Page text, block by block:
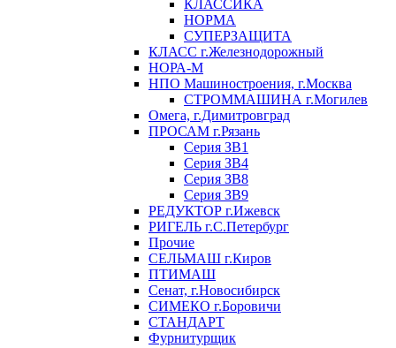
КЛАССИКА
НОРМА
СУПЕРЗАЩИТА
КЛАСС г.Железнодорожный
НОРА-М
НПО Машиностроения, г.Москва
СТРОММАШИНА г.Могилев
Омега, г.Димитровград
ПРОСАМ г.Рязань
Серия ЗВ1
Серия ЗВ4
Серия ЗВ8
Серия ЗВ9
РЕДУКТОР г.Ижевск
РИГЕЛЬ г.С.Петербург
Прочие
СЕЛЬМАШ г.Киров
ПТИМАШ
Сенат, г.Новосибирск
СИМЕКО г.Боровичи
СТАНДАРТ
Фурнитурщик